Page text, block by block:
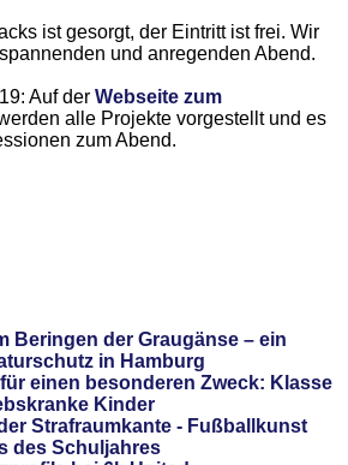
ist gesorgt, der Eintritt ist frei. Wir
und anregenden Abend.
Auf der Webseite zum
alle Projekte vorgestellt und es
zum Abend.
Beringen der Graugänse – ein
in Hamburg
einen besonderen Zweck: Klasse
Kinder
Strafraumkante - Fußballkunst
des Schuljahres